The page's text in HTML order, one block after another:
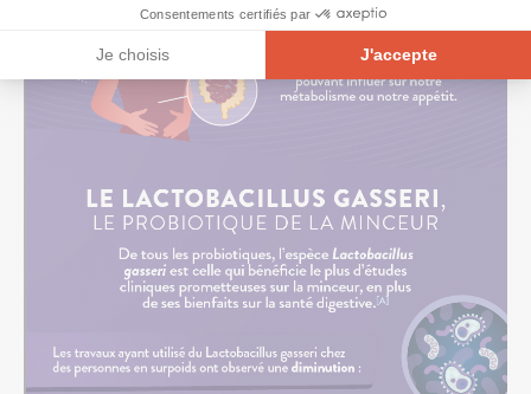
Consentements certifiés par
Je choisis J'accepte
Axeptio consent
Plateforme de Gestion du Consentement : Personnalisez vos
Notre plateforme vous permet d'adapter et de gérer vos